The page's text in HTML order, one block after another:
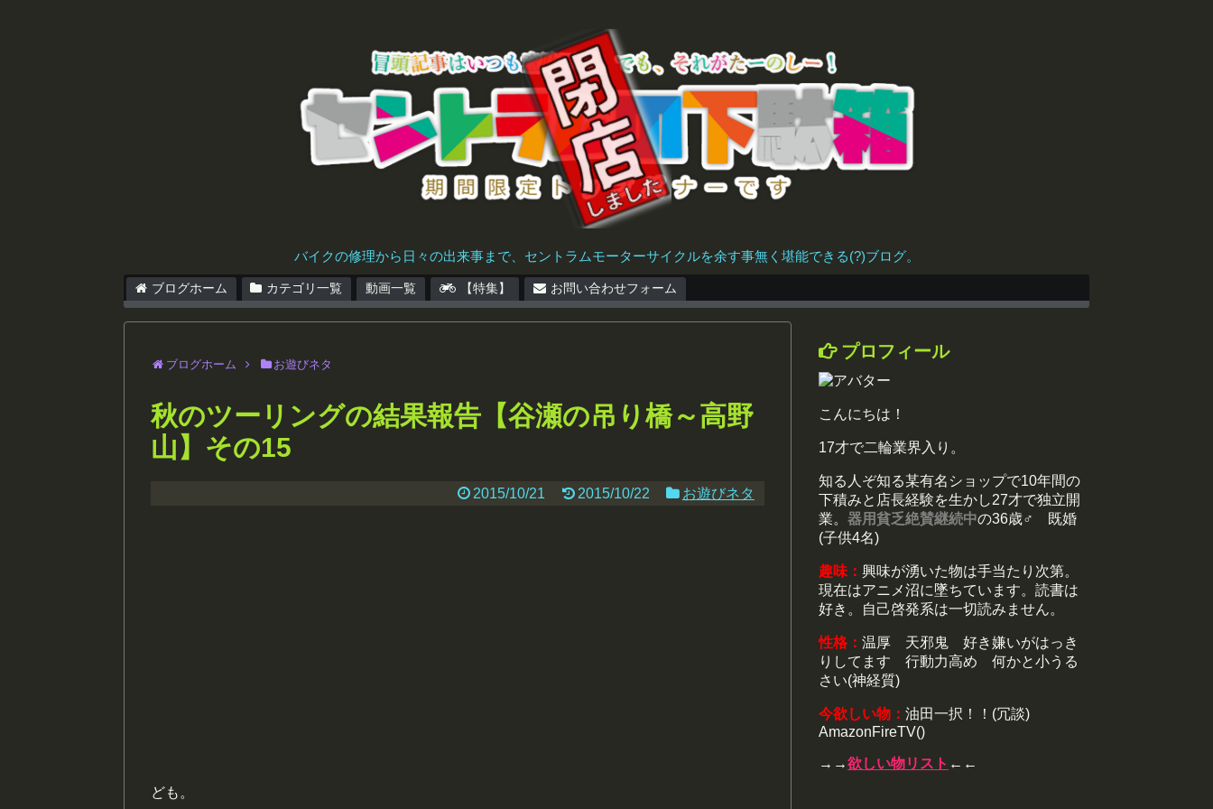
バイクの修理から日々の出来事まで、セントラムモーターサイクルを余す事無く堪能できる(?)ブログ。
ブログホーム カテゴリ一覧 動画一覧 【特集】 お問い合わせフォーム
ブログホーム お遊びネタ
秋のツーリングの結果報告【谷瀬の吊り橋～高野
山】その15
2015/10/21 2015/10/22 お遊びネタ
ども。
プロフィール
こんにちは！
17才で二輪業界入り。
知る人ぞ知る某有名ショップで10年間の
下積みと店長経験を生かし27才で独立開
業。 器用貧乏絶賛継続中の36歳♂ 既婚
(子供4名)
趣味： 興味が湧いた物は手当たり次第。
現在はアニメ沼に墜ちています。読書は
好き。自己啓発系は一切読みません。
性格： 温厚 天邪鬼 好き嫌いがはっき
りしてます 行動力高め 何かと小うる
さい(神経質)
今欲しい物： 油田一択！！(冗談)
AmazonFireTV()
→→欲しい物リスト ←←